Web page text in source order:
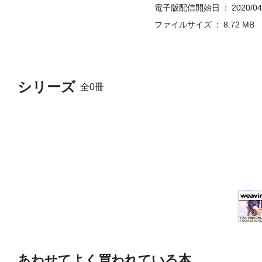
シリーズ 全0冊
電子版配信開始日
2020/
ファイルサイズ
8.72 MB